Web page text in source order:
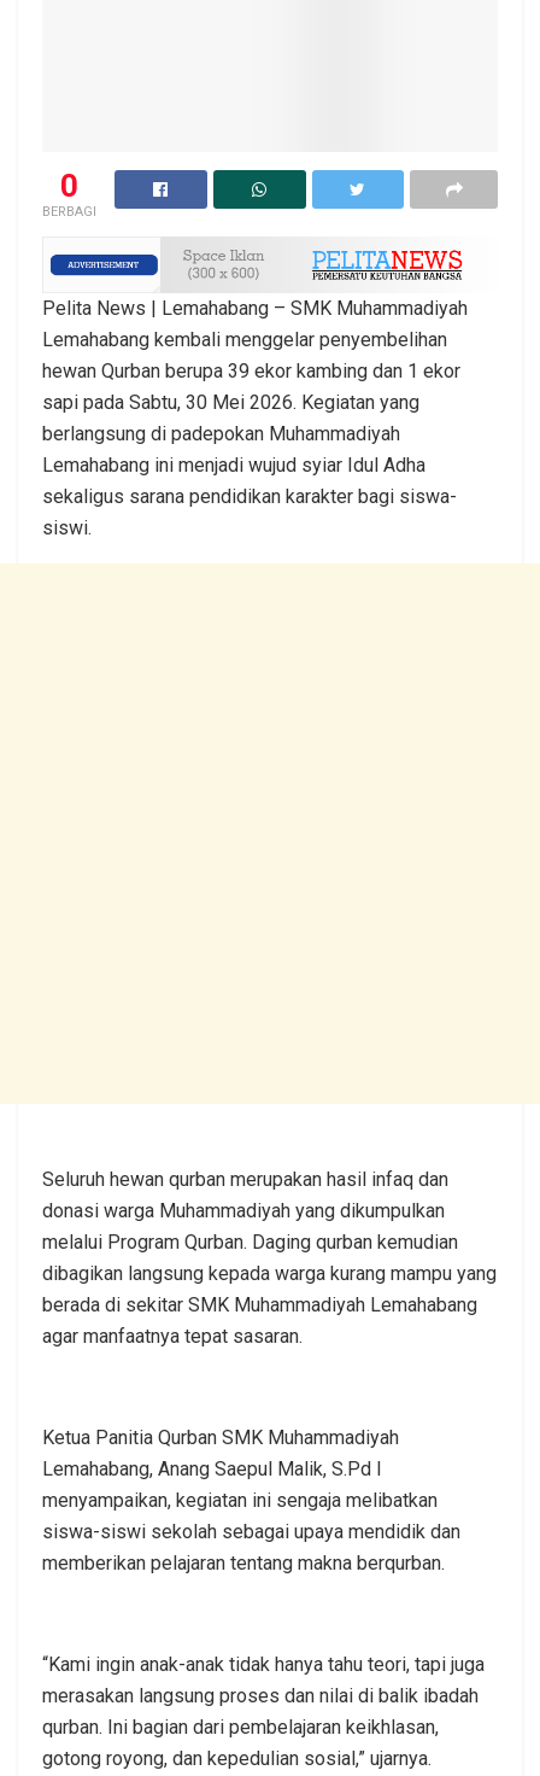
0
BERBAGI
Pelita News | Lemahabang – SMK Muhammadiyah
Lemahabang kembali menggelar penyembelihan
hewan Qurban berupa 39 ekor kambing dan 1 ekor
sapi pada Sabtu, 30 Mei 2026. Kegiatan yang
berlangsung di padepokan Muhammadiyah
Lemahabang ini menjadi wujud syiar Idul Adha
sekaligus sarana pendidikan karakter bagi siswa-
siswi.
Seluruh hewan qurban merupakan hasil infaq dan
donasi warga Muhammadiyah yang dikumpulkan
melalui Program Qurban. Daging qurban kemudian
dibagikan langsung kepada warga kurang mampu yang
berada di sekitar SMK Muhammadiyah Lemahabang
agar manfaatnya tepat sasaran.
Ketua Panitia Qurban SMK Muhammadiyah
Lemahabang, Anang Saepul Malik, S.Pd I
menyampaikan, kegiatan ini sengaja melibatkan
siswa-siswi sekolah sebagai upaya mendidik dan
memberikan pelajaran tentang makna berqurban.
“Kami ingin anak-anak tidak hanya tahu teori, tapi juga
merasakan langsung proses dan nilai di balik ibadah
qurban. Ini bagian dari pembelajaran keikhlasan,
gotong royong, dan kepedulian sosial,” ujarnya.